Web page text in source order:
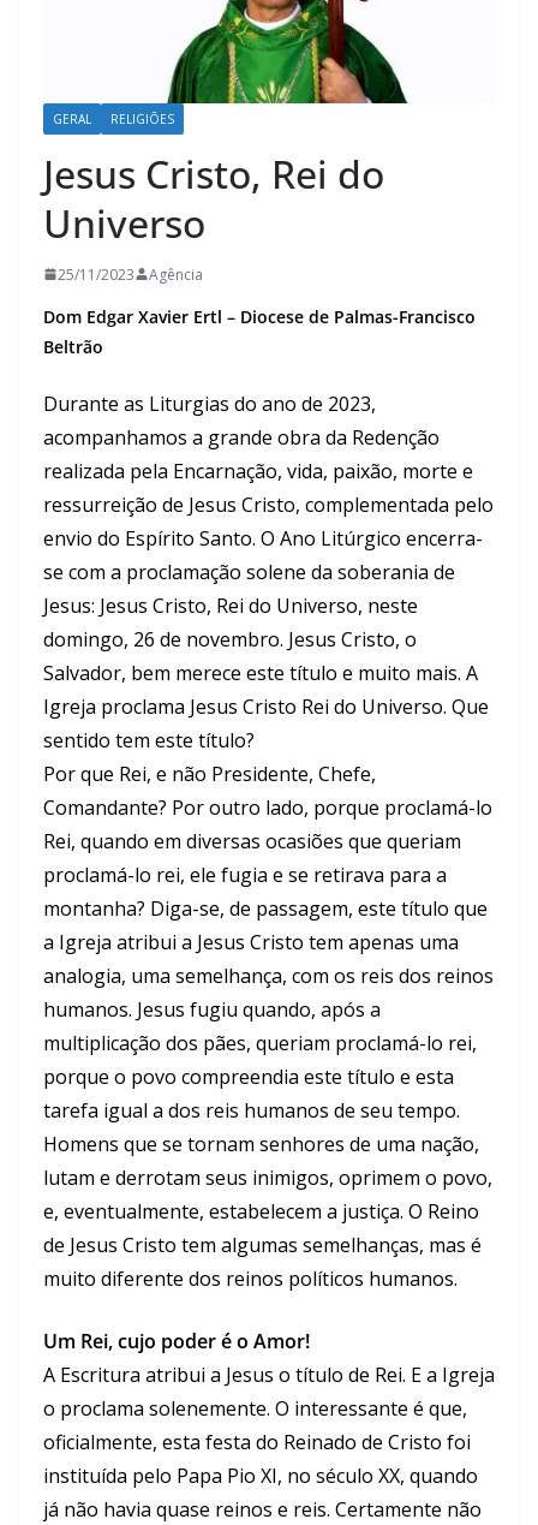
GERAL RELIGIÕES
Jesus Cristo, Rei do
Universo
25/11/2023 Agência
Dom Edgar Xavier Ertl – Diocese de Palmas-Francisco
Beltrão
Durante as Liturgias do ano de 2023,
acompanhamos a grande obra da Redenção
realizada pela Encarnação, vida, paixão, morte e
ressurreição de Jesus Cristo, complementada pelo
envio do Espírito Santo. O Ano Litúrgico encerra-
se com a proclamação solene da soberania de
Jesus: Jesus Cristo, Rei do Universo, neste
domingo, 26 de novembro. Jesus Cristo, o
Salvador, bem merece este título e muito mais. A
Igreja proclama Jesus Cristo Rei do Universo. Que
sentido tem este título?
Por que Rei, e não Presidente, Chefe,
Comandante? Por outro lado, porque proclamá-lo
Rei, quando em diversas ocasiões que queriam
proclamá-lo rei, ele fugia e se retirava para a
montanha? Diga-se, de passagem, este título que
a Igreja atribui a Jesus Cristo tem apenas uma
analogia, uma semelhança, com os reis dos reinos
humanos. Jesus fugiu quando, após a
multiplicação dos pães, queriam proclamá-lo rei,
porque o povo compreendia este título e esta
tarefa igual a dos reis humanos de seu tempo.
Homens que se tornam senhores de uma nação,
lutam e derrotam seus inimigos, oprimem o povo,
e, eventualmente, estabelecem a justiça. O Reino
de Jesus Cristo tem algumas semelhanças, mas é
muito diferente dos reinos políticos humanos.
Um Rei, cujo poder é o Amor!
A Escritura atribui a Jesus o título de Rei. E a Igreja
o proclama solenemente. O interessante é que,
oficialmente, esta festa do Reinado de Cristo foi
instituída pelo Papa Pio XI, no século XX, quando
já não havia quase reinos e reis. Certamente não